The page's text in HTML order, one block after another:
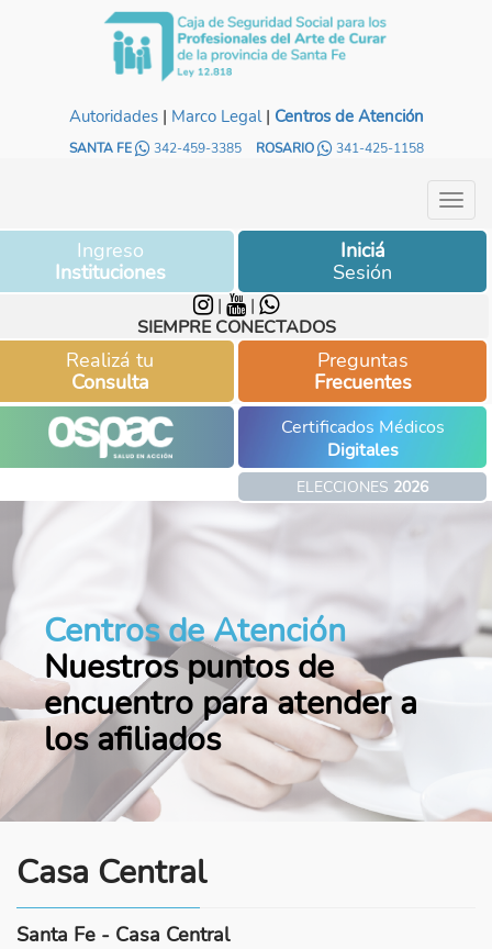
Autoridades| Marco Legal| Centros de Atención
SANTA FE 342-459-3385 ROSARIO 341-425-1158
Ingreso
Instituciones
Iniciá
Sesión
|
|
SIEMPRE CONECTADOS
Realizá tu
Consulta
Preguntas
Frecuentes
Certificados Médicos
Digitales
ELECCIONES 2026
Centros de Atención
Nuestros puntos de
encuentro para atender a
los afiliados
Casa Central
Santa Fe - Casa Central